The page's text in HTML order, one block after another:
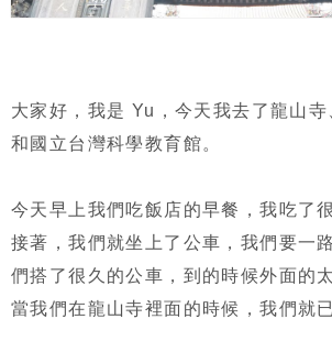
大家好，我是 Yu，今天我去了龍山
和國立台灣科學教育館。
今天早上我們吃飯店的早餐，我吃了
接著，我們就坐上了公車，我們要一
們搭了很久的公車，到的時候外面的
當我們在龍山寺裡面的時候，我們就